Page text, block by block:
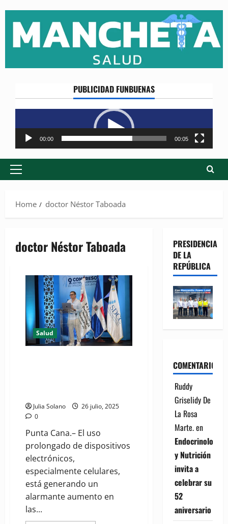
content
PUBLICIDAD FUNBUENAS
Reproductor
de
vídeo
00:00 00:05
Primary
Home
doctor Néstor Taboada
doctor Néstor Taboada
Salud
Julia Solano
26 julio, 2025
0
Punta Cana.– El uso
prolongado de dispositivos
electrónicos,
especialmente celulares,
está generando un
alarmante aumento en
las...
PRESIDENCIA
DE LA
REPÚBLICA
COMENTARIOS
Ruddy
Griselidy De
La Rosa
Marte.en
Endocrinología
y Nutrición
invita a
celebrar su
52
aniversario